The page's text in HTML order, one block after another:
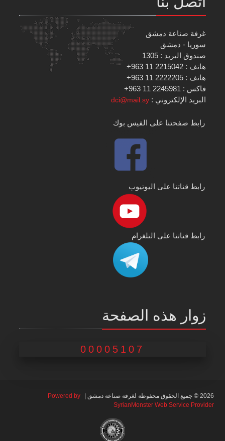
غرفة صناعة دمشق
سوريا - دمشق
صندوق البريد : 1305
هاتف : 2215042 11 963+
هاتف : 2222205 11 963+
فاكس : 2245981 11 963+
البريد الإلكتروني :dci@mail.sy
رابط صفحتنا على الفيس بوك
رابط قناتنا على اليوتيوب
رابط قناتنا على التلغرام
زوار هذه الصفحة
00005107
2026 © جميع الحقوق محفوظة لغرفة صناعة دمشق |
Powered by
SyrianMonster Web Service Provider